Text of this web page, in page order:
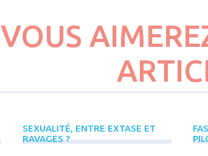
VOUS
SEXUALITÉ, ENTRE EXTASE ET
RAVAGES ?